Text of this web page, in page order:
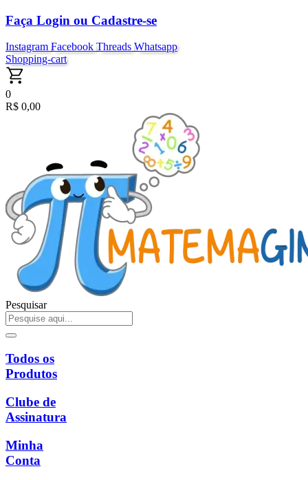
Ir
para
o
conteúdo
Faça Login ou Cadastre-se
Instagram Facebook Threads Whatsapp
Shopping-cart
0
R$ 0,00
Pesquisar
Todos os
Produtos
Clube de
Assinatura
Minha
Conta